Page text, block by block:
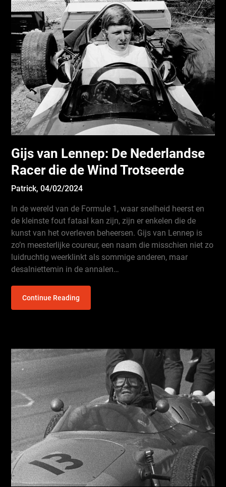
Gijs van Lennep: De Nederlandse
Racer die de Wind Trotseerde
Patrick,04/02/2024
In de wereld van de Formule 1, waar snelheid heerst en
de kleinste fout fataal kan zijn, zijn er enkelen die de
kunst van het overleven beheersen. Gijs van Lennep is
zo’n meesterlijke coureur, een naam die misschien niet zo
luidruchtig weerklinkt als sommige anderen, maar
desalniettemin in de annalen…
Continue Reading